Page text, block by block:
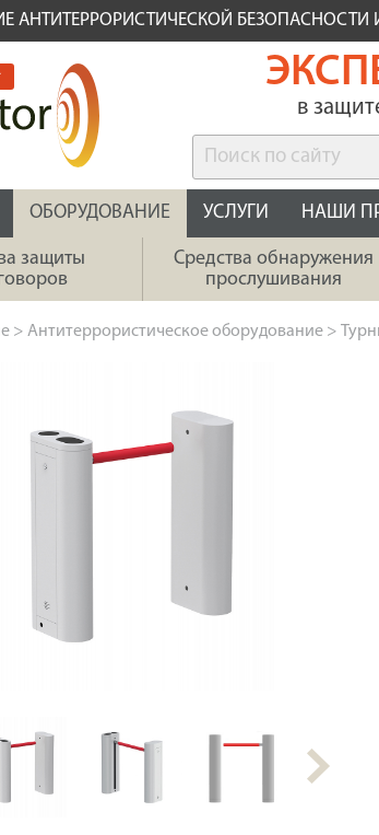
АНТИТЕРРОРИСТИЧЕСКОЙ
в
ОБОРУДОВАНИЕ УСЛУГИ НАШИ
защиты
Средства обнаружения
прослушивания
> Антитеррористическое оборудование >